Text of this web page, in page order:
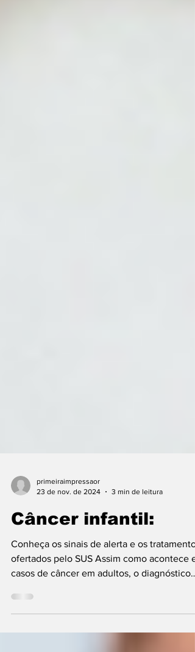
primeiraimpressaor
23 de nov. de 2024
3 min de leitura
Câncer infantil:
Conheça os sinais de alerta e os tratamentos
ofertados pelo SUS Assim como acontece